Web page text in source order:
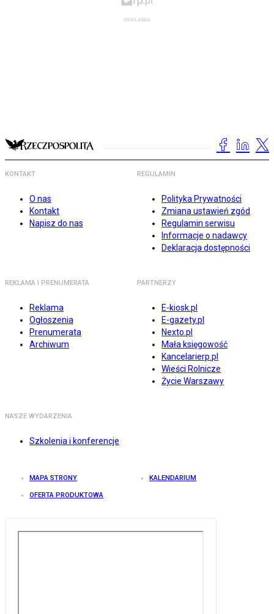
KONTAKT
O nas
Kontakt
Napisz do nas
REGULAMIN
Polityka Prywatności
Zmiana ustawień zgód
Regulamin serwisu
Informacje o nadawcy
Deklaracja dostępności
REKLAMA I PRENUMERATA
Reklama
Ogłoszenia
Prenumerata
Archiwum
PARTNERZY
E-kiosk.pl
E-gazety.pl
Nexto.pl
Mała księgowość
Kancelarierp.pl
Wieści Rolnicze
Życie Warszawy
NASZE WYDARZENIA
Szkolenia i konferencje
MAPA STRONY KALENDARIUM
OFERTA PRODUKTOWA